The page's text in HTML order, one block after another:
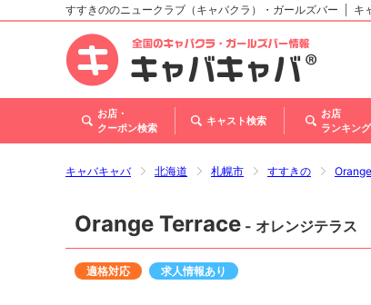
北海道
東北
甲信越・北陸
関西
すすきののニュークラブ（キャバクラ）・ガールズバー キ
お店・
クーポン検索
キャスト検索
お店
ランキング
キャバキャバ 北海道 札幌市 すすきの
Orange Terrace - オレンジテラス
適格対応 求人情報あり